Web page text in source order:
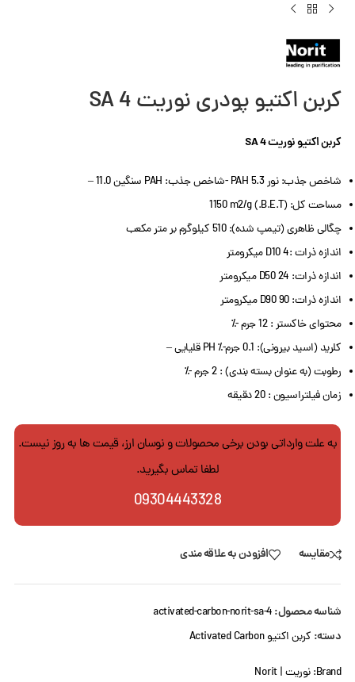
کربن اکتیو پودری نوریت SA 4
کربن اکتیو نوریت SA 4
شاخص جذب: نور PAH 5.3 -شاخص جذب: PAH سنگین 11.0 –
مساحت کل: (B.E.T.) 1150 m2/g
چگالی ظاهری (تیمپ شده): 510 کیلوگرم بر متر مکعب
اندازه ذرات :D10 4 میکرومتر
اندازه ذرات: D50 24 میکرومتر
اندازه ذرات: D90 90 میکرومتر
محتوای خاکستر : 12 جرم -٪
کلرید (اسید بیرونی): 0.1 جرم-٪ PH قلیایی –
رطوبت (به عنوان بسته بندی) : 2 جرم -٪
زمان فیلتراسیون : 20 دقیقه
به علت وارداتی بودن برخی محصولات و نوسان ارز، قیمت ها به روز نیست.
لطفا تماس بگیرید.
09304443328
مقایسه افزودن به علاقه مندی
شناسه محصول:activated-carbon-norit-sa-4
دسته: کربن اکتیو Activated Carbon
Brand: نوریت | Norit